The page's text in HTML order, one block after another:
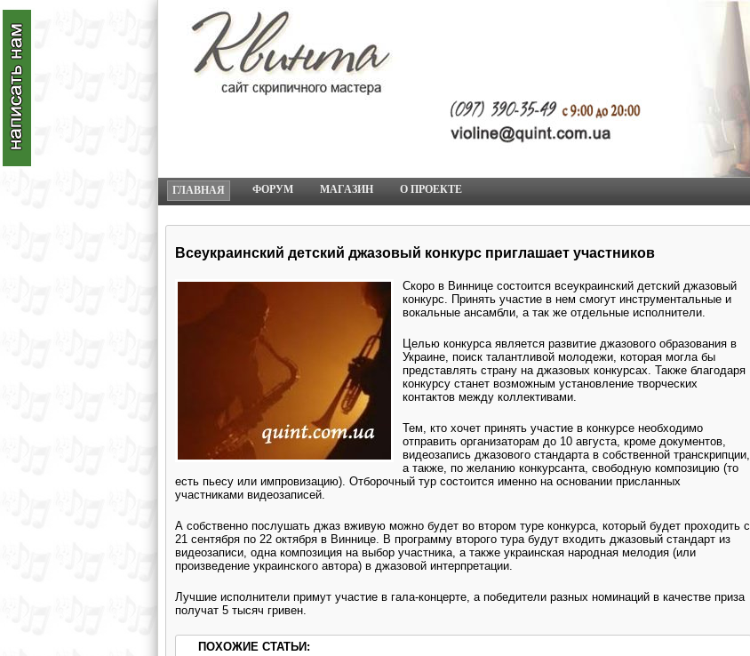
ГЛАВНАЯ ФОРУМ МАГАЗИН О ПРОЕКТЕ
Всеукраинский детский джазовый конкурс приглашает участников
Скоро в Виннице состоится всеукраинский детский джазовый
конкурс. Принять участие в нем смогут инструментальные и
вокальные ансамбли, а так же отдельные исполнители.
Целью конкурса является развитие джазового образования в
Украине, поиск талантливой молодежи, которая могла бы
представлять страну на джазовых конкурсах. Также благодаря
конкурсу станет возможным установление творческих
контактов между коллективами.
Тем, кто хочет принять участие в конкурсе необходимо
отправить организаторам до 10 августа, кроме документов,
видеозапись джазового стандарта в собственной транскрипции,
а также, по желанию конкурсанта, свободную композицию (то
есть пьесу или импровизацию). Отборочный тур состоится именно на основании присланных
участниками видеозаписей.
А собственно послушать джаз вживую можно будет во втором туре конкурса, который будет проходить с
21 сентября по 22 октября в Виннице. В программу второго тура будут входить джазовый стандарт из
видеозаписи, одна композиция на выбор участника, а также украинская народная мелодия (или
произведение украинского автора) в джазовой интерпретации.
Лучшие исполнители примут участие в гала-концерте, а победители разных номинаций в качестве приза
получат 5 тысяч гривен.
ПОХОЖИЕ СТАТЬИ: